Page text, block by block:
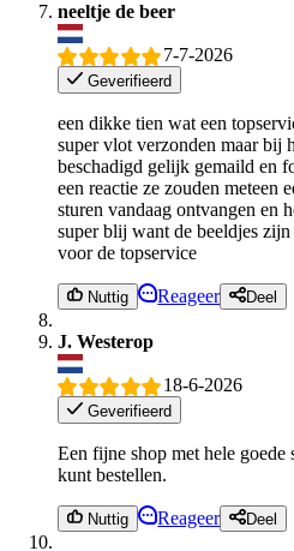
neeltje de beer
7-7-2026
Geverifieerd
een dikke tien wat een
super vlot verzonden maar bij
beschadigd gelijk gemaild en
een reactie ze zouden meteen
sturen vandaag ontvangen en
super blij want de beeldjes
voor de topservice
Nuttig Reageer Deel
J. Westerop
18-6-2026
Geverifieerd
Een fijne shop met hele
kunt bestellen.
Nuttig Reageer Deel